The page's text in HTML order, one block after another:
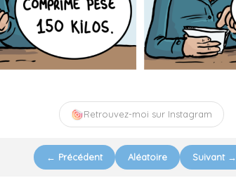
Retrouvez-moi sur Instagram
← Précédent Aléatoire Suivant →